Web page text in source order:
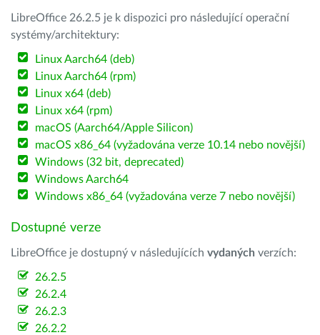
LibreOffice 26.2.5 je k dispozici pro následující operační
systémy/architektury:
Linux Aarch64 (deb)
Linux Aarch64 (rpm)
Linux x64 (deb)
Linux x64 (rpm)
macOS (Aarch64/Apple Silicon)
macOS x86_64 (vyžadována verze 10.14 nebo novější)
Windows (32 bit, deprecated)
Windows Aarch64
Windows x86_64 (vyžadována verze 7 nebo novější)
Dostupné verze
LibreOffice je dostupný v následujících vydaných verzích:
26.2.5
26.2.4
26.2.3
26.2.2